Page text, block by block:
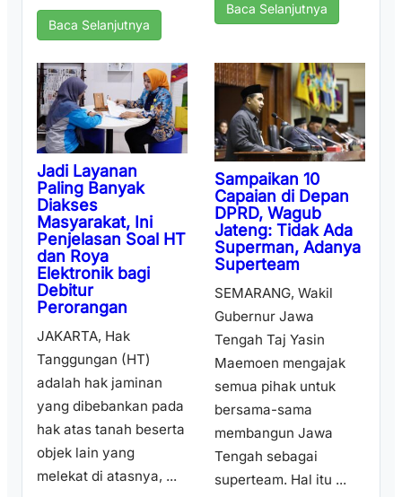
Baca Selanjutnya
Baca Selanjutnya
Jadi Layanan
Paling Banyak
Diakses
Masyarakat, Ini
Penjelasan Soal HT
dan Roya
Elektronik bagi
Debitur
Perorangan
JAKARTA, Hak
Tanggungan (HT)
adalah hak jaminan
yang dibebankan pada
hak atas tanah beserta
objek lain yang
melekat di atasnya, ...
Sampaikan 10
Capaian di Depan
DPRD, Wagub
Jateng: Tidak Ada
Superman, Adanya
Superteam
SEMARANG, Wakil
Gubernur Jawa
Tengah Taj Yasin
Maemoen mengajak
semua pihak untuk
bersama-sama
membangun Jawa
Tengah sebagai
superteam. Hal itu ...